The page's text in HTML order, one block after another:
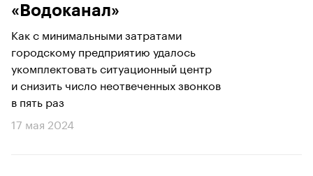
«Водоканал»
Как с минимальными затратами
городскому предприятию удалось
укомплектовать ситуационный центр
и снизить число неотвеченных звонков
в пять раз
17 мая 2024